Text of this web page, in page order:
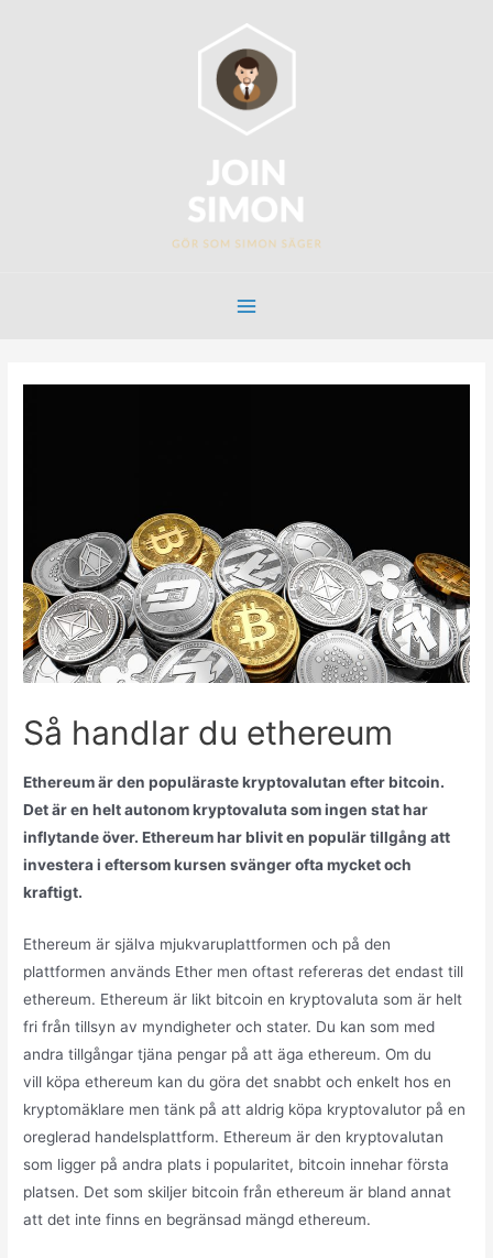
Så handlar du ethereum
Ethereum är den populäraste kryptovalutan efter bitcoin.
Det är en helt autonom kryptovaluta som ingen stat har
inflytande över. Ethereum har blivit en populär tillgång att
investera i eftersom kursen svänger ofta mycket och
kraftigt.
Ethereum är själva mjukvaruplattformen och på den
plattformen används Ether men oftast refereras det endast till
ethereum. Ethereum är likt bitcoin en kryptovaluta som är helt
fri från tillsyn av myndigheter och stater. Du kan som med
andra tillgångar tjäna pengar på att äga ethereum. Om du
vill köpa ethereum kan du göra det snabbt och enkelt hos en
kryptomäklare men tänk på att aldrig köpa kryptovalutor på en
oreglerad handelsplattform. Ethereum är den kryptovalutan
som ligger på andra plats i popularitet, bitcoin innehar första
platsen. Det som skiljer bitcoin från ethereum är bland annat
att det inte finns en begränsad mängd ethereum.